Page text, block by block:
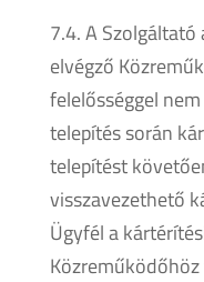
7.4. A
elvégző
felelősséggel
telepítés során
telepítést
visszavezethető
Ügyfél a